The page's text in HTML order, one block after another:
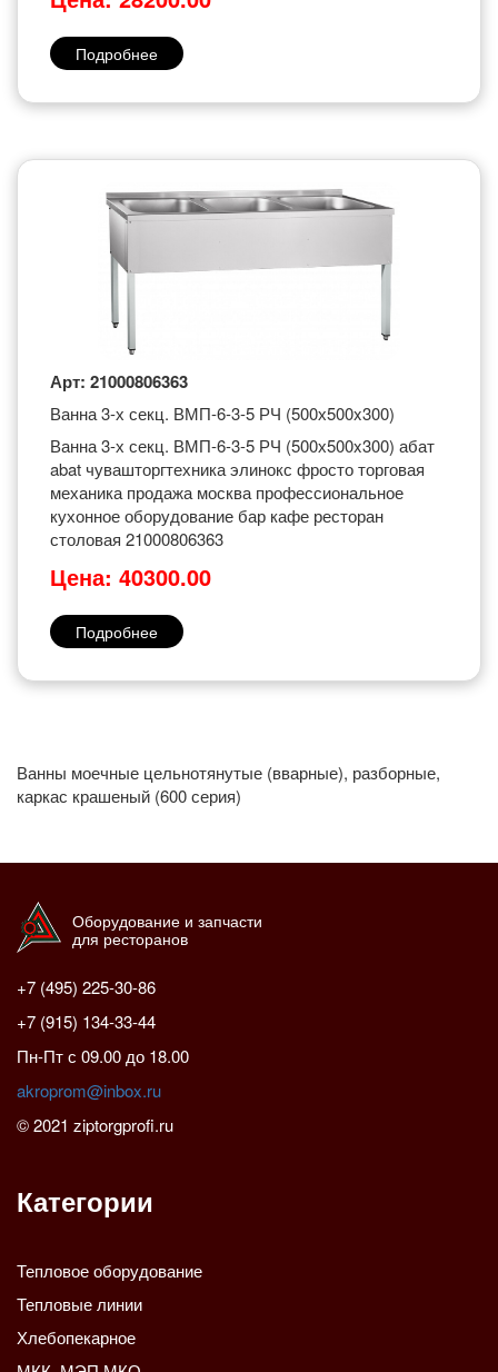
Подробнее
Арт: 21000806363
Ванна 3-х секц. ВМП-6-3-5 РЧ (500х500x300)
Ванна 3-х секц. ВМП-6-3-5 РЧ (500х500x300) абат
abat чувашторгтехника элинокс фросто торговая
механика продажа москва профессиональное
кухонное оборудование бар кафе ресторан
столовая 21000806363
Цена: 40300.00
Подробнее
Ванны моечные цельнотянутые (вварные), разборные,
каркас крашеный (600 серия)
Оборудование и запчасти
для ресторанов
+7 (495) 225-30-86
+7 (915) 134-33-44
Пн-Пт с 09.00 до 18.00
akroprom@inbox.ru
© 2021 ziptorgprofi.ru
Категории
Тепловое оборудование
Тепловые линии
Хлебопекарное